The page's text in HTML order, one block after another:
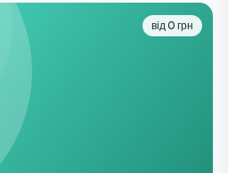
від 0 грн